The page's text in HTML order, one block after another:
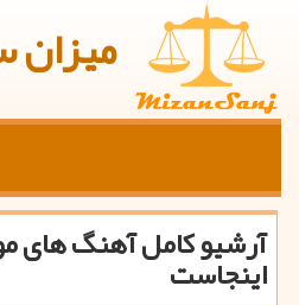
آرشیو كامل آهنگ های
اینجاست